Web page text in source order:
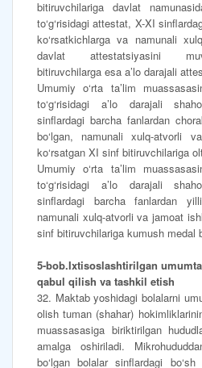
bitiruvchilariga davlat
to‘g‘risidagi attestat, X-XI
ko‘rsatkichlarga va namunali
davlat attestatsiyasini
bitiruvchilarga esa a’lo darajali
Umumiy o‘rta ta’lim
to‘g‘risidagi a’lo darajali
sinflardagi barcha fanlardan
bo‘lgan, namunali xulq-atvorli
ko‘rsatgan XI sinf bitiruvchilariga
Umumiy o‘rta ta’lim
to‘g‘risidagi a’lo darajali
sinflardagi barcha fanlardan
namunali xulq-atvorli va jamoat
sinf bitiruvchilariga kumush medal
5-bob.Ixtisoslashtirilgan
qabul qilish va tashkil etish
32. Maktab yoshidagi bolalarni
olish tuman (shahar)
muassasasiga biriktirilgan
amalga oshiriladi.
bo‘lgan bolalar sinflardagi